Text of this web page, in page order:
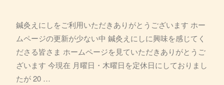
鍼灸えにしをご利用いただきありがとうございます ホー
ムページの更新が少ない中 鍼灸えにしに興味を感じてく
ださる皆さま ホームページを見ていただきありがとうご
ざいます 今現在 月曜日・木曜日を定休日にしておりまし
たが 20 …